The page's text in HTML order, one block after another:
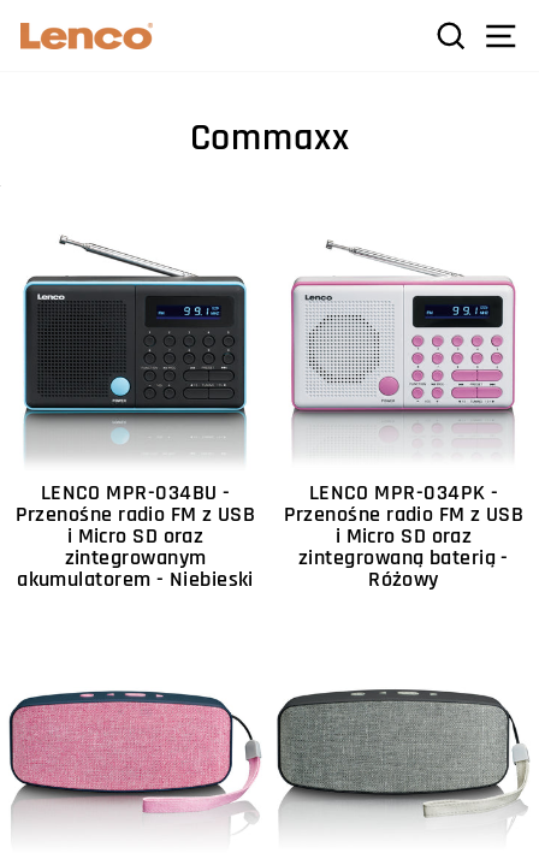
SZUKAJ
Commaxx
LENCO MPR-034BU -
Przenośne radio FM z USB
i Micro SD oraz
zintegrowanym
akumulatorem - Niebieski
LENCO MPR-034PK -
Przenośne radio FM z USB
i Micro SD oraz
zintegrowaną baterią -
Różowy